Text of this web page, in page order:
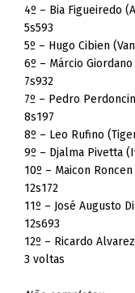
4º – Bia Figueiredo
5s593
5º – Hugo Cibien
6º – Márcio
7s932
7º – Pedro
8s197
8º – Leo Rufino
9º – Djalma Pivetta
10º – Maicon
12s172
11º – José Augusto
12s693
12º – Ricardo
3 voltas